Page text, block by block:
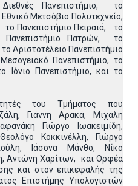
Πανεπιστήμιο, το
Μετσόβιο Πολυτεχνείο,
το Πανεπιστήμιο Πειραιά, το
Πανεπιστήμιο Πατρών, το
Αριστοτέλειο Πανεπιστήμιο
Πανεπιστήμιο, το
Ιόνιο Πανεπιστήμιο, και το
του Τμήματος που
Γιάννη Αρακά, Μιχάλη
Γιώργο Ιωακειμίδη,
Κοκκινέλλη, Γιώργο
Ιάσονα Μάνθο, Νίκο
Αντώνη Χαρίτων, και Ορφέα
και στον επικεφαλής της
Επιστήμης Υπολογιστών